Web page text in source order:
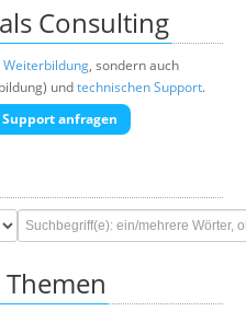
Consulting
Weiterbildung, sondern auch
undtechnischen Support.
Support anfragen